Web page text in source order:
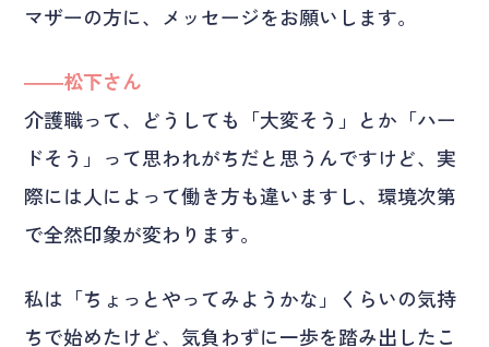
マザーの方に、メッセージをお願いします。
――松下さん
介護職って、どうしても「大変そう」とか「ハー
ドそう」って思われがちだと思うんですけど、実
際には人によって働き方も違いますし、環境次第
で全然印象が変わります。
私は「ちょっとやってみようかな」くらいの気持
ちで始めたけど、気負わずに一歩を踏み出したこ